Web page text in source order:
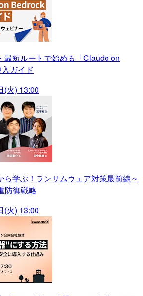
最短ルートで始める「Claude on
ガイド
(火) 13:00
ら学ぶ！ランサムウェア対策最前線～
防御戦略
(火) 13:00